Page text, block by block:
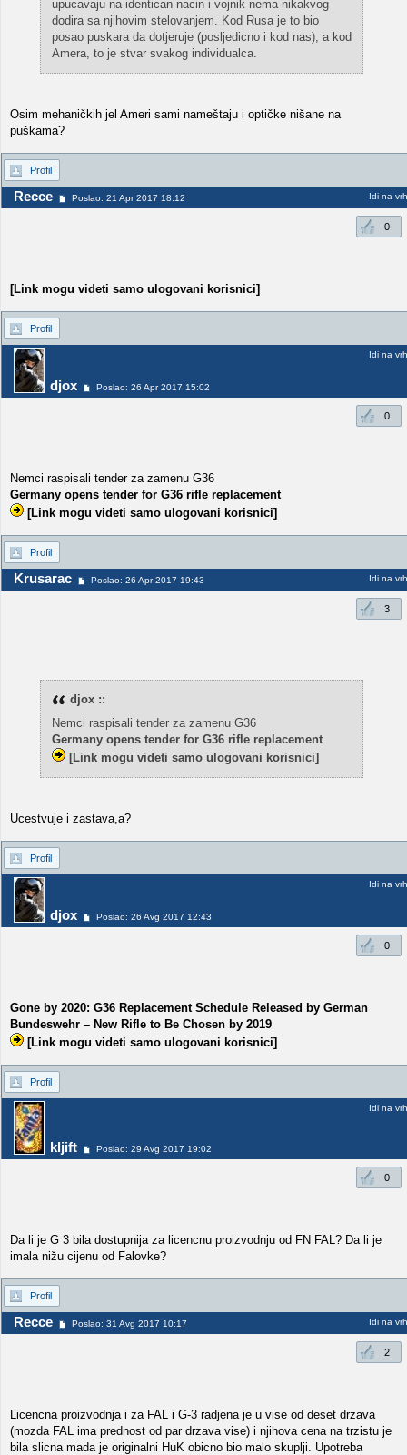
upucavaju na identican nacin i vojnik nema nikakvog
dodira sa njihovim stelovanjem. Kod Rusa je to bio
posao puskara da dotjeruje (posljedicno i kod nas), a kod
Amera, to je stvar svakog individualca.
Osim mehaničkih jel Ameri sami nameštaju i optičke nišane na
puškama?
Profil
Recce Poslao: 21 Apr 2017 18:12 Idi na vrh
0
[Link mogu videti samo ulogovani korisnici]
Profil
djox Poslao: 26 Apr 2017 15:02
Idi na vrh
0
Nemci raspisali tender za zamenu G36
Germany opens tender for G36 rifle replacement
[Link mogu videti samo ulogovani korisnici]
Profil
Krusarac Poslao: 26 Apr 2017 19:43 Idi na vrh
3
djox ::
Nemci raspisali tender za zamenu G36
Germany opens tender for G36 rifle replacement
[Link mogu videti samo ulogovani korisnici]
Ucestvuje i zastava,a?
Profil
djox Poslao: 26 Avg 2017 12:43
Idi na vrh
0
Gone by 2020: G36 Replacement Schedule Released by German
Bundeswehr – New Rifle to Be Chosen by 2019
[Link mogu videti samo ulogovani korisnici]
Profil
kljift Poslao: 29 Avg 2017 19:02
Idi na vrh
0
Da li je G 3 bila dostupnija za licencnu proizvodnju od FN FAL? Da li je
imala nižu cijenu od Falovke?
Profil
Recce Poslao: 31 Avg 2017 10:17 Idi na vrh
2
Licencna proizvodnja i za FAL i G-3 radjena je u vise od deset drzava
(mozda FAL ima prednost od par drzava vise) i njihova cena na trzistu je
bila slicna mada je originalni HuK obicno bio malo skuplji. Upotreba